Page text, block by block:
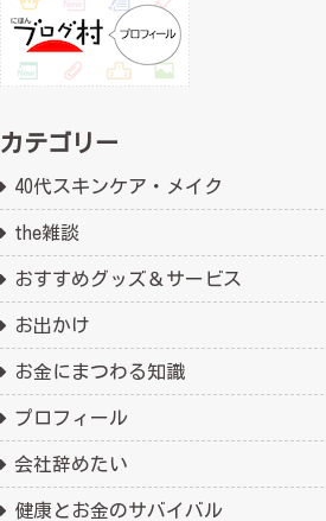
カテゴリー
40代スキンケア・メイク
the雑談
おすすめグッズ＆サービス
お出かけ
お金にまつわる知識
プロフィール
会社辞めたい
健康とお金のサバイバル